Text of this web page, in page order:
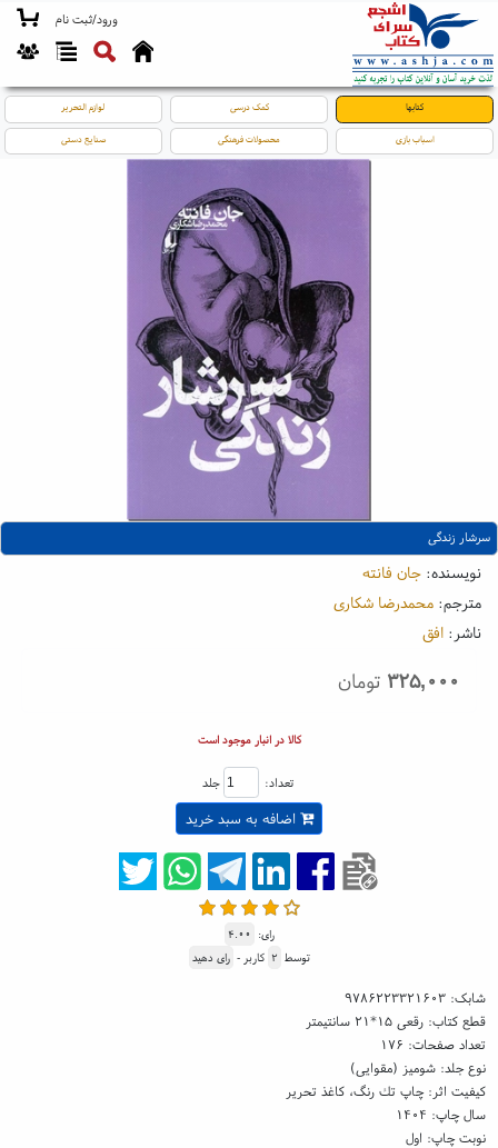
ورود/ثبت نام
کتابها کمک درسی لوازم التحریر
اسباب بازی محصولات فرهنگی صنایع دستی
سرشار زندگی
نویسنده: جان فانته
مترجم: محمدرضا شکاری
ناشر: افق
۳۲۵,۰۰۰ تومان
کالا در انبار موجود است
تعداد: جلد
اضافه به سبد خرید
رای: ۴.۰۰
توسط ۲ کاربر - رای دهید
شابک:۹۷۸۶۲۲۳۳۲۱۶۰۳
قطع کتاب: رقعی ۱۵*۲۱ سانتیمتر
تعداد صفحات: ۱۷۶
نوع جلد: شومیز (مقوایی)
کیفیت اثر: چاپ تك رنگ، کاغذ تحریر
سال چاپ: ۱۴۰۴
نوبت چاپ: اول